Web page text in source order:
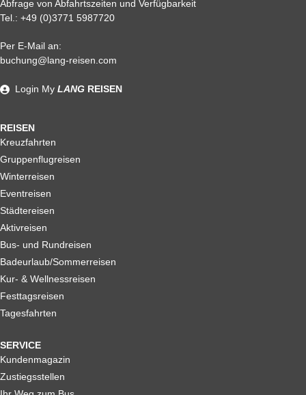
Alle weiteren Stronierungsbedingungen entnehmen Sie bitte
unseren AGB. Wir empfehlen Ihnen den Abschluss einer
Reiserücktrittskostenversicherung
Abfrage von Abfahrtszeiten und Verfügbarkeit
Tel.: +49 (0)3771 5987720
Per E-Mail an:
buchung@lang-reisen.com
REISEN
Kreuzfahrten
Gruppenflugreisen
Winterreisen
Eventreisen
Städtereisen
Aktivreisen
Bus- und Rundreisen
Badeurlaub/Sommerreisen
Kur- & Wellnessreisen
Festtagsreisen
Tagesfahrten
SERVICE
Kundenmagazin
Zustiegsstellen
Login My LANG REISEN